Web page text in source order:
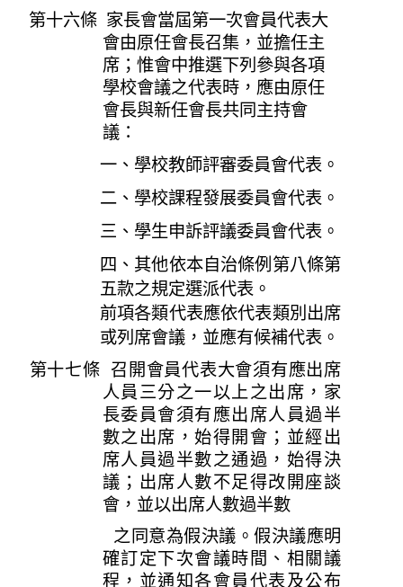
第十六條 家長會當屆第一次會員代表大
會由原任會長召集，並擔任主
席；惟會中推選下列參與各項
學校會議之代表時，應由原任
會長與新任會長共同主持會
議：
一、學校教師評審委員會代表。
二、學校課程發展委員會代表。
三、學生申訴評議委員會代表。
四、其他依本自治條例第八條第
五款之規定選派代表。
前項各類代表應依代表類別出席
或列席會議，並應有候補代表。
第十七條 召開會員代表大會須有應出席
人員三分之一以上之出席，家
長委員會須有應出席人員過半
數之出席，始得開會；並經出
席人員過半數之通過，始得決
議；出席人數不足得改開座談
會，並以出席人數過半數
之同意為假決議。假決議應明
確訂定下次會議時間、相關議
程，並通知各會員代表及公布